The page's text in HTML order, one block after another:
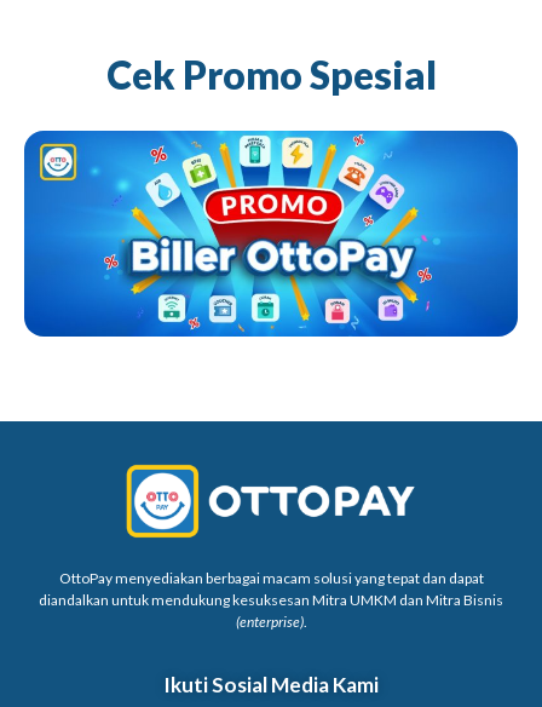
Cek Promo Spesial
OttoPay menyediakan berbagai macam solusi yang tepat dan dapat
diandalkan untuk mendukung kesuksesan Mitra UMKM dan Mitra Bisnis
(enterprise).
Ikuti Sosial Media Kami